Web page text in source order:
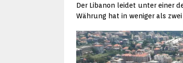
Der Libanon leidet unter einer
Währung hat in weniger als